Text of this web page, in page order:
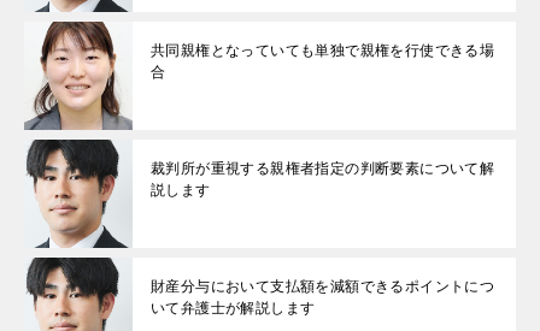
共同親権となっていても単独で親権を行使できる場
合
裁判所が重視する親権者指定の判断要素について解
説します
財産分与において支払額を減額できるポイントにつ
いて弁護士が解説します